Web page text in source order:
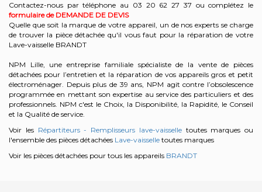
Contactez-nous par téléphone au 03 20 62 27 37 ou complétez le
formulaire de DEMANDE DE DEVIS
Quelle que soit la marque de votre appareil, un de nos experts se charge
de trouver la pièce détachée qu'il vous faut pour la réparation de votre
Lave-vaisselle BRANDT
NPM Lille, une entreprise familiale spécialiste de la vente de pièces
détachées pour l’entretien et la réparation de vos appareils gros et petit
électroménager. Depuis plus de 39 ans, NPM agit contre l’obsolescence
programmée en mettant son expertise au service des particuliers et des
professionnels. NPM c'est le Choix, la Disponibilité, la Rapidité, le Conseil
et la Qualité de service.
Voir les Répartiteurs - Remplisseurs lave-vaisselletoutes marques ou
l'ensemble des pièces détachées Lave-vaisselle toutes marques
Voir les pièces détachées pour tous les appareils BRANDT